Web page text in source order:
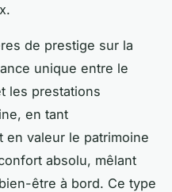
de prestige sur la
unique entre le
les prestations
en tant
en valeur le patrimoine
absolu, mêlant
être à bord. Ce type